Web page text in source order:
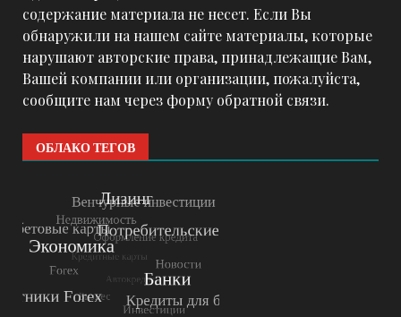
содержание материала не несет. Если Вы
обнаружили на нашем сайте материалы, которые
нарушают авторские права, принадлежащие Вам,
Вашей компании или организации, пожалуйста,
сообщите нам через форму обратной связи.
ОБЛАКО ТЕГОВ